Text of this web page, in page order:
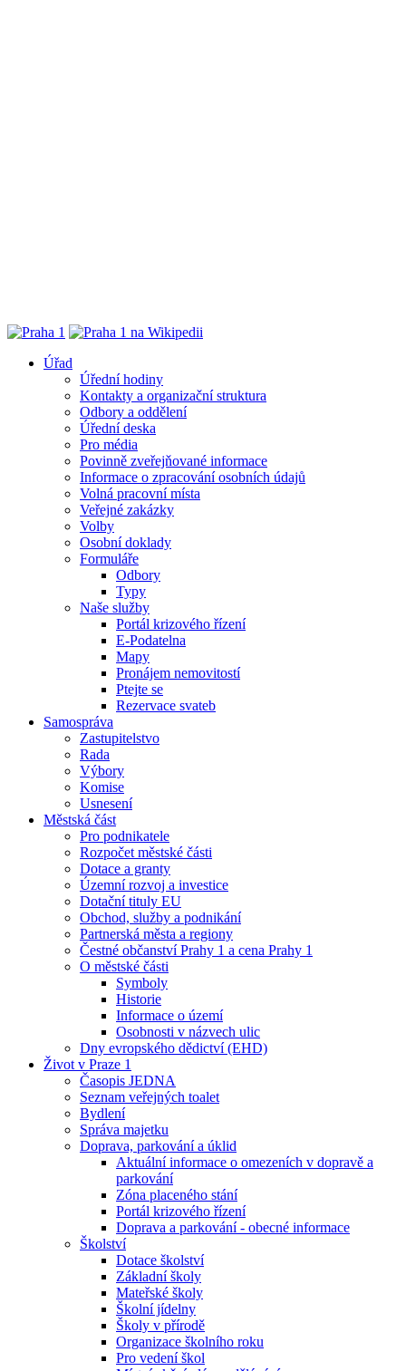
Úřad
Úřední hodiny
Kontakty a organizační struktura
Odbory a oddělení
Úřední deska
Pro média
Povinně zveřejňované informace
Informace o zpracování osobních údajů
Volná pracovní místa
Veřejné zakázky
Volby
Osobní doklady
Formuláře
Odbory
Typy
Naše služby
Portál krizového řízení
E-Podatelna
Mapy
Pronájem nemovitostí
Ptejte se
Rezervace svateb
Samospráva
Zastupitelstvo
Rada
Výbory
Komise
Usnesení
Městská část
Pro podnikatele
Rozpočet městské části
Dotace a granty
Územní rozvoj a investice
Dotační tituly EU
Obchod, služby a podnikání
Partnerská města a regiony
Čestné občanství Prahy 1 a cena Prahy 1
O městské části
Symboly
Historie
Informace o území
Osobnosti v názvech ulic
Dny evropského dědictví (EHD)
Život v Praze 1
Časopis JEDNA
Seznam veřejných toalet
Bydlení
Správa majetku
Doprava, parkování a úklid
Aktuální informace o omezeních v dopravě a
parkování
Zóna placeného stání
Portál krizového řízení
Doprava a parkování - obecné informace
Školství
Dotace školství
Základní školy
Mateřské školy
Školní jídelny
Školy v přírodě
Organizace školního roku
Pro vedení škol